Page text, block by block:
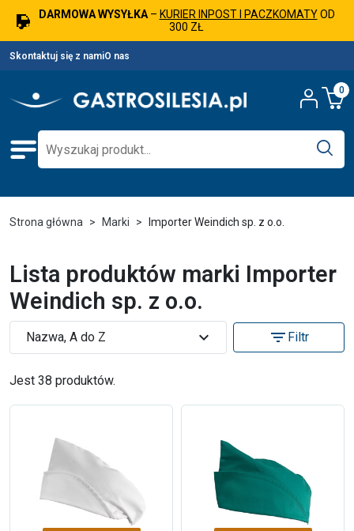
DARMOWA WYSYŁKA– KURIER INPOST I PACZKOMATYOD
300 ZŁ
Skontaktuj się z namiO nas
0
Strona główna Marki Importer Weindich sp. z o.o.
Lista produktów marki Importer
Weindich sp. z o.o.
Jest 38 produktów.
Nazwa, A do Z expand_more filter_list Filtr